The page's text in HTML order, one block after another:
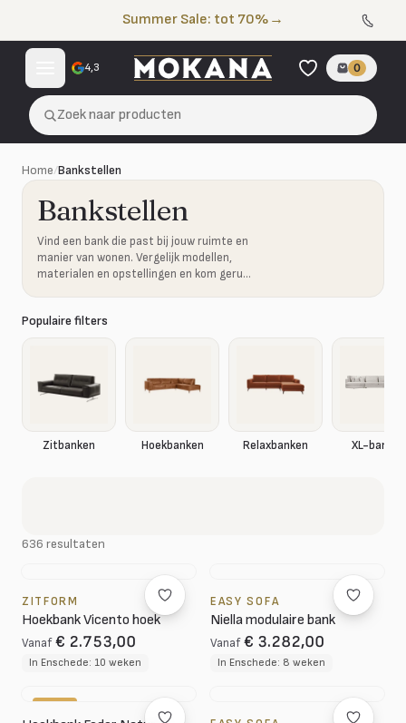
Summer Sale: tot 70% →
4,3 0
Zoek naar producten
Home/Bankstellen
Bankstellen
Vind een bank die past bij jouw ruimte en
manier van wonen. Vergelijk modellen,
materialen en opstellingen en kom gerust
Populaire filters
Zitbanken Hoekbanken Relaxbanken XL-banken
636 resultaten
ZITFORM
Hoekbank Vicento hoek
Vanaf € 2.753,00
In Enschede: 10 weken
EASY SOFA
Niella modulaire bank
Vanaf € 3.282,00
In Enschede: 8 weken